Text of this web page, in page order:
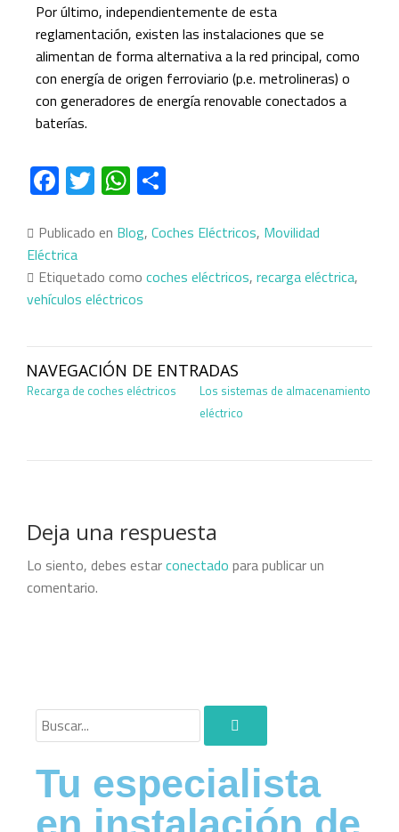
Por último, independientemente de esta
reglamentación, existen las instalaciones que se
alimentan de forma alternativa a la red principal, como
con energía de origen ferroviario (p.e. metrolineras) o
con generadores de energía renovable conectados a
baterías.
FacebookTwitter WhatsApp
Publicado en Blog, Coches Eléctricos, Movilidad
Eléctrica
Etiquetado como coches eléctricos, recarga eléctrica,
vehículos eléctricos
NAVEGACIÓN DE ENTRADAS
Recarga de coches eléctricos
Los sistemas de almacenamiento
eléctrico
Deja una respuesta
Lo siento, debes estarconectado para publicar un
comentario.
Tu especialista